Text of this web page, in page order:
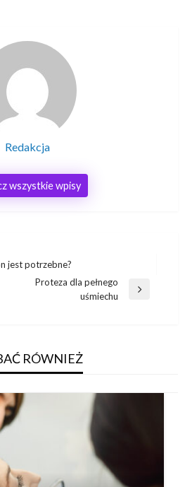
Redakcja
wszystkie wpisy
jest potrzebne?
Proteza dla pełnego
uśmiechu
RÓWNIEŻ